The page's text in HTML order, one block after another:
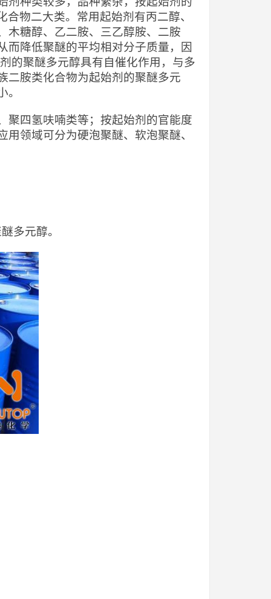
物二大类。常用起始剂有丙二醇、
木糖醇、乙二胺、三乙醇胺、二胺
而降低聚醚的平均相对分子质量，因
的聚醚多元醇具有自催化作用，与多
二胺类化合物为起始剂的聚醚多元
。
聚四氢呋喃类等；按起始剂的官能度
领域可分为硬泡聚醚、软泡聚醚、
多元醇。